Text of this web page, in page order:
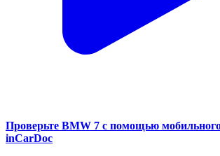
Проверьте BMW 7 с помощью
inCarDoc